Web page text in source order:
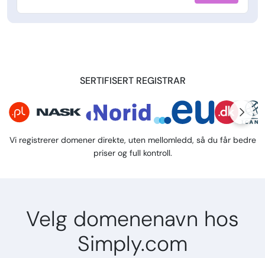
SERTIFISERT REGISTRAR
Vi registrerer domener direkte, uten mellomledd, så du får bedre
priser og full kontroll.
Velg domenenavn hos
Simply.com